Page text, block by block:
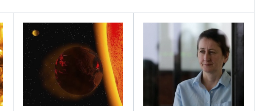
გადახედვა